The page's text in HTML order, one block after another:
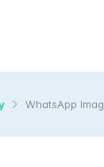
WhatsApp